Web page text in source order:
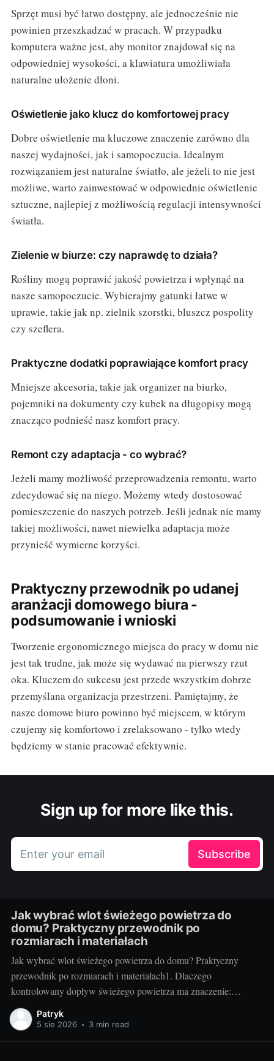
Sprzęt musi być łatwo dostępny, ale jednocześnie nie
powinien przeszkadzać w pracach. W przypadku
komputera ważne jest, aby monitor znajdował się na
odpowiedniej wysokości, a klawiatura umożliwiała
naturalne ułożenie dłoni.
Oświetlenie jako klucz do komfortowej pracy
Dobre oświetlenie ma kluczowe znaczenie zarówno dla
naszej wydajności, jak i samopoczucia. Idealnym
rozwiązaniem jest naturalne światło, ale jeżeli to nie jest
możliwe, warto zainwestować w odpowiednie oświetlenie
sztuczne, najlepiej z możliwością regulacji intensywności
światła.
Zielenie w biurze: czy naprawdę to działa?
Rośliny mogą poprawić jakość powietrza i wpłynąć na
nasze samopoczucie. Wybierajmy gatunki łatwe w
uprawie, takie jak np. zielnik szorstki, bluszcz pospolity
czy szeflera.
Praktyczne dodatki poprawiające komfort pracy
Mniejsze akcesoria, takie jak organizer na biurko,
pojemniki na dokumenty czy kubek na długopisy mogą
znacząco podnieść nasz komfort pracy.
Remont czy adaptacja - co wybrać?
Jeżeli mamy możliwość przeprowadzenia remontu, warto
zdecydować się na niego. Możemy wtedy dostosować
pomieszczenie do naszych potrzeb. Jeśli jednak nie mamy
takiej możliwości, nawet niewielka adaptacja może
przynieść wymierne korzyści.
Praktyczny przewodnik po udanej
aranżacji domowego biura -
podsumowanie i wnioski
Tworzenie ergonomicznego miejsca do pracy w domu nie
jest tak trudne, jak może się wydawać na pierwszy rzut
oka. Kluczem do sukcesu jest przede wszystkim dobrze
przemyślana organizacja przestrzeni. Pamiętajmy, że
nasze domowe biuro powinno być miejscem, w którym
czujemy się komfortowo i zrelaksowano - tylko wtedy
będziemy w stanie pracować efektywnie.
Sign up for more like this.
Enter your email Subscribe
Jak wybrać wlot świeżego powietrza do
domu? Praktyczny przewodnik po
rozmiarach i materiałach
Jak wybrać wlot świeżego powietrza do domu? Praktyczny
przewodnik po rozmiarach i materiałach1. Dlaczego
kontrolowany dopływ świeżego powietrza ma znaczenie:
komfort, zdrowie i rachunkiNowoczesne, szczelne domy świetnie
trzymają ciepło, ale bez kontrolowanego nawiewu szybko
Patryk
5 sie 2026 • 3 min read